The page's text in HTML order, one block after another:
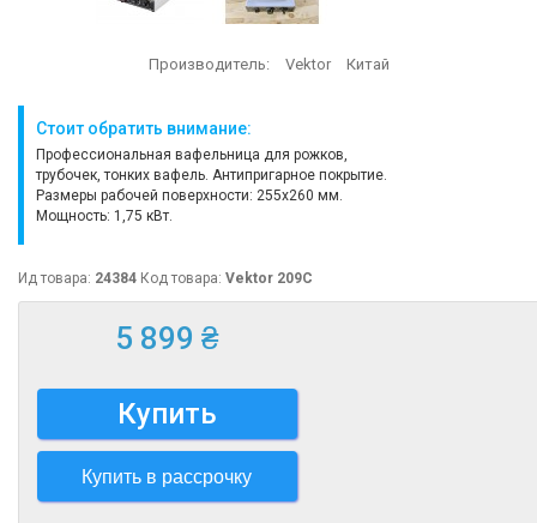
Производитель: Vektor Китай
Стоит обратить внимание:
Профессиональная вафельница для рожков,
трубочек, тонких вафель. Антипригарное покрытие.
Размеры рабочей поверхности: 255х260 мм.
Мощность: 1,75 кВт.
Ид товара: 24384 Код товара: Vektor 209C
5 899 ₴
Купить
Купить в рассрочку